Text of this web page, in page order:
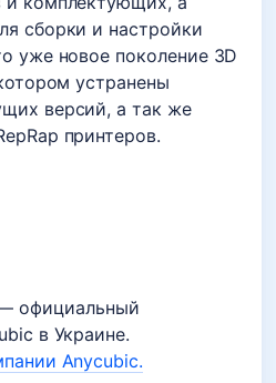
сборки и настройки
уже новое поколение 3D
устранены
версий, а так же
принтеров.
официальный
в Украине.
Anycubic.